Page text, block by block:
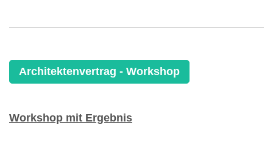
Architektenvertrag - Workshop
Workshop mit Ergebnis